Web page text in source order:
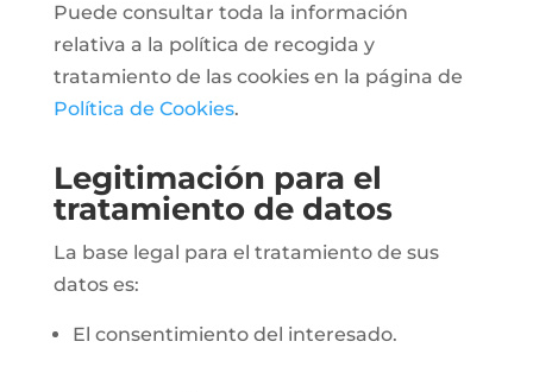
Puede consultar toda la información
relativa a la política de recogida y
tratamiento de las cookies en la página de
Política de Cookies.
Legitimación para el
tratamiento de datos
La base legal para el tratamiento de sus
datos es:
El consentimiento del interesado.